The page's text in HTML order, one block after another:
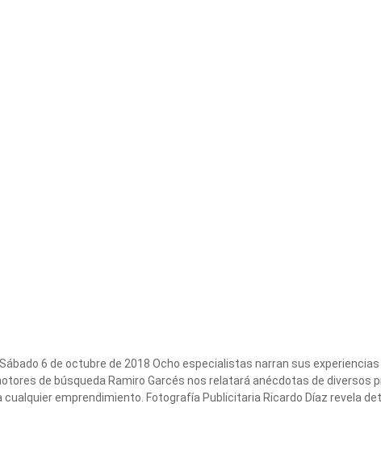
6 de octubre de 2018 Ocho especialistas narran sus
de búsqueda Ramiro Garcés nos relatará anécdotas de
emprendimiento. Fotografía Publicitaria Ricardo Díaz revela